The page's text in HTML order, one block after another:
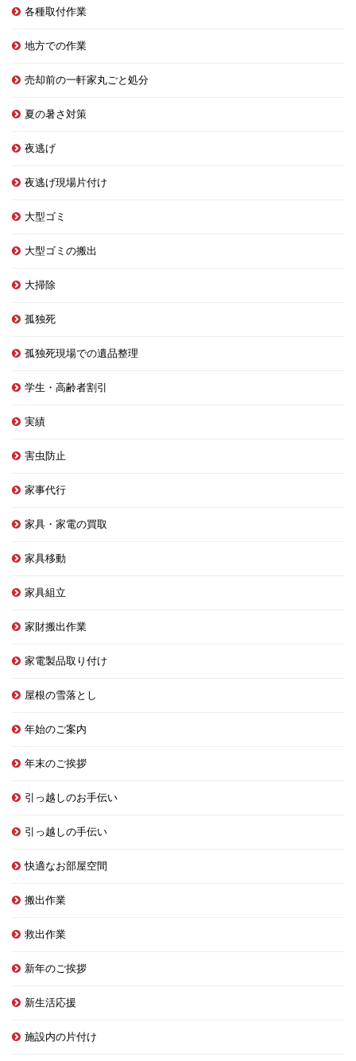
各種取付作業
地方での作業
売却前の一軒家丸ごと処分
夏の暑さ対策
夜逃げ
夜逃げ現場片付け
大型ゴミ
大型ゴミの搬出
大掃除
孤独死
孤独死現場での遺品整理
学生・高齢者割引
実績
害虫防止
家事代行
家具・家電の買取
家具移動
家具組立
家財搬出作業
家電製品取り付け
屋根の雪落とし
年始のご案内
年末のご挨拶
引っ越しのお手伝い
引っ越しの手伝い
快適なお部屋空間
搬出作業
救出作業
新年のご挨拶
新生活応援
施設内の片付け